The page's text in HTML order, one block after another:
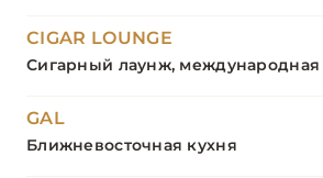
CIGAR LOUNGE
Сигарный лаунж, международная
GAL
Ближневосточная кухня